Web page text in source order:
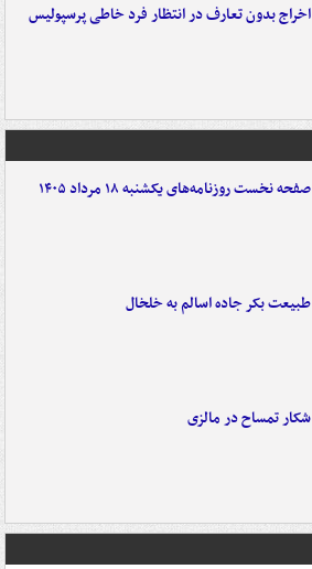
اخراج بدون تعارف در انتظار فرد خاطی پرسپولیس
صفحه نخست روزنامه‌های یکشنبه ۱۸ مرداد ۱۴۰۵
طبیعت بکر جاده اسالم به خلخال
شکار تمساح در مالزی